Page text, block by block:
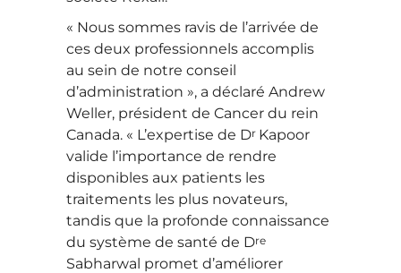
« Nous sommes ravis de l’arrivée de
ces deux professionnels accomplis
au sein de notre conseil
d’administration », a déclaré Andrew
Weller, président de Cancer du rein
Canada. « L’expertise de Dr Kapoor
valide l’importance de rendre
disponibles aux patients les
traitements les plus novateurs,
tandis que la profonde connaissance
du système de santé de Dre
Sabharwal promet d’améliorer